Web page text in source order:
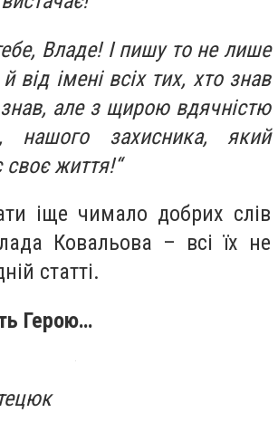
Владе! І пишу то не лише
від імені всіх тих, хто знав
знав, але з щирою вдячністю
нашого захисника, який
своє життя!“
іще чимало добрих слів
Ковальова – всі їх не
статті.
Герою…